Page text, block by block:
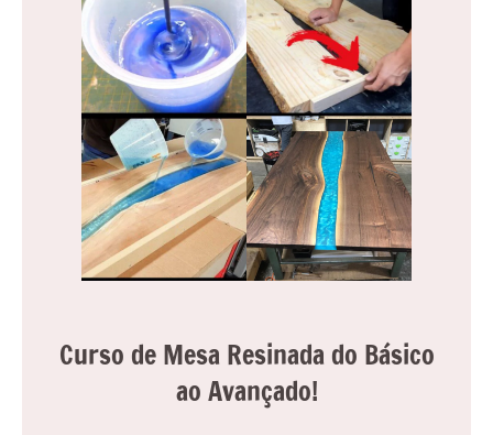
Curso de Mesa Resinada do Básico
ao Avançado!